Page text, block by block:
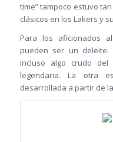
time” tampoco estuvo
clásicos en los Lakers y
Para los aficionados
pueden ser un
incluso algo crudo del
legendaria. La otra
desarrollada a partir de